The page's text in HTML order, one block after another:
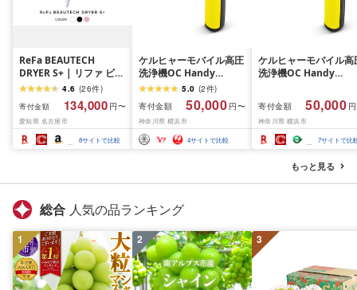
ReFa BEAUTECH
DRYER S+ | リファ ビュ
ーテックドライヤー エ
スプラスドライヤー ヘ
アケア 1年保証 おしゃれ
人気 日用品 美容家電 美
容師 人気 おすすめ ギフ
ト 軽量 コンパクト 痛ま
4.6 (26件)
寄付金額 134,000 円〜
愛知県 名古屋市
8サイトで比較
ケルヒャーモバイル高圧
洗浄機OC Handy
Compact(ハンディエア)
5.0 (2件)
寄付金額
50,000 円〜
神奈川県 横浜市
4サイトで比較
ケルヒャーモバイル高
洗浄機OC Handy
神奈川県 横浜市 生活
電 日用品 人気 おすす
送料無料 掃除 便利 コ
パクト 高圧洗浄機 ポ
タブル清掃 泡洗浄 家
ラク ベランダ掃除
寄付金額 50,000
神奈川県 横浜市
7サイトで比
もっと見る
総合 人気の品ランキング
1 2 3